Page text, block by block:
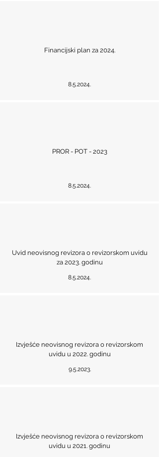
Financijski plan za 2024.
8.5.2024.
PROR - POT - 2023
8.5.2024.
Uvid neovisnog revizora o revizorskom uvidu
za 2023. godinu
8.5.2024.
Izvješće neovisnog revizora o revizorskom
uvidu u 2022. godinu
9.5.2023.
Izvješće neovisnog revizora o revizorskom
uvidu u 2021. godinu